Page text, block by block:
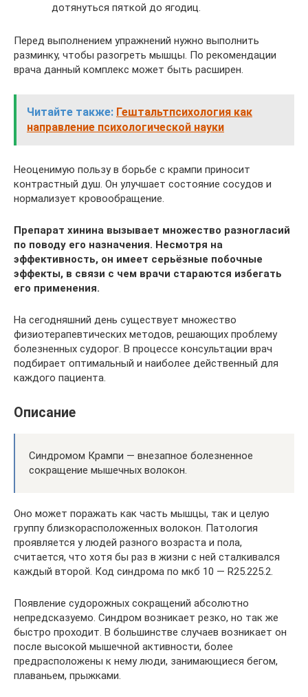
дотянуться пяткой до ягодиц.
Перед выполнением упражнений нужно выполнить
разминку, чтобы разогреть мышцы. По рекомендации
врача данный комплекс может быть расширен.
Читайте также: Гештальтпсихология как
направление психологической науки
Неоценимую пользу в борьбе с крампи приносит
контрастный душ. Он улучшает состояние сосудов и
нормализует кровообращение.
Препарат хинина вызывает множество разногласий
по поводу его назначения. Несмотря на
эффективность, он имеет серьёзные побочные
эффекты, в связи с чем врачи стараются избегать
его применения.
На сегодняшний день существует множество
физиотерапевтических методов, решающих проблему
болезненных судорог. В процессе консультации врач
подбирает оптимальный и наиболее действенный для
каждого пациента.
Описание
Синдромом Крампи — внезапное болезненное
сокращение мышечных волокон.
Оно может поражать как часть мышцы, так и целую
группу близкорасположенных волокон. Патология
проявляется у людей разного возраста и пола,
считается, что хотя бы раз в жизни с ней сталкивался
каждый второй. Код синдрома по мкб 10 — R25.225.2.
Появление судорожных сокращений абсолютно
непредсказуемо. Синдром возникает резко, но так же
быстро проходит. В большинстве случаев возникает он
после высокой мышечной активности, более
предрасположены к нему люди, занимающиеся бегом,
плаваньем, прыжками.